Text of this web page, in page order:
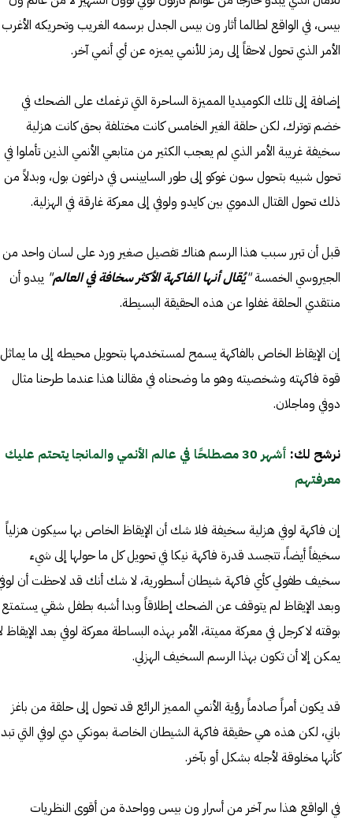
بيس، في الواقع لطالما أثار ون بيس الجدل برسمه الغريب وتحريكه الأغرب
الأمر الذي تحول لاحقاً إلى رمز للأنمي يميزه عن أي أنمي آخر.
إضافة إلى تلك الكوميديا المميزة الساحرة التي ترغمك على الضحك في
خضم توترك، لكن حلقة الغير الخامس كانت مختلفة بحق كانت هزلية
سخيفة غريبة الأمر الذي لم يعجب الكثير من متابعي الأنمي الذين تأملوا في
تحول شبيه بتحول سون غوكو إلى طور السايينس في دراغون بول، وبدلاً من
ذلك تحول القتال الدموي بين كايدو ولوفي إلى معركة غارقة في الهزلية.
قبل أن تبرر سبب هذا الرسم هناك تفصيل صغير ورد على لسان واحد من
الجيروسي الخمسة"يُقال أنها الفاكهة الأكثر سخافة في العالم" يبدو أن
منتقدي الحلقة غفلوا عن هذه الحقيقة البسيطة.
إن الإيقاظ الخاص بالفاكهة يسمح لمستخدمها بتحويل محيطه إلى ما يماثل
قوة فاكهته وشخصيته وهو ما وضحناه في مقالنا هذا عندما طرحنا مثال
دوفي وماجلان.
نرشح لك:
أشهر 30 مصطلحًا في عالم الأنمي والمانجا يتحتم عليك
معرفتهم
إن فاكهة لوفي هزلية سخيفة فلا شك أن الإيقاظ الخاص بها سيكون هزلياً
سخيفاً أيضاً، تتجسد قدرة فاكهة نيكا في تحويل كل ما حولها إلى شيء
سخيف طفولي كأي فاكهة شيطان أسطورية، لا شك أنك قد لاحظت أن
وبعد الإيقاظ لم يتوقف عن الضحك إطلاقاً وبدا أشبه بطفل شقي يستمتع
بوقته لا كرجل في معركة مميتة، الأمر بهذه البساطة معركة لوفي بعد الإيقاظ
يمكن إلا أن تكون بهذا الرسم السخيف الهزلي.
قد يكون أمراً صادماً رؤية الأنمي المميز الرائع قد تحول إلى حلقة من باغز
باني، لكن هذه هي حقيقة فاكهة الشيطان الخاصة بمونكي دي لوفي التي
كأنها مخلوقة لأجله بشكل أو بآخر.
في الواقع هذا سر آخر من أسرار ون بيس وواحدة من أقوى النظريات